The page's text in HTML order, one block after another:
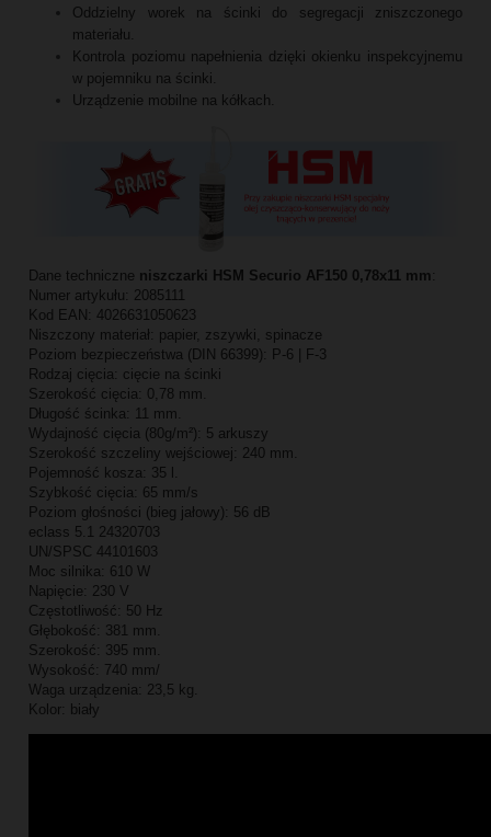
Oddzielny worek na ścinki do segregacji zniszczonego
materiału.
Kontrola poziomu napełnienia dzięki okienku inspekcyjnemu
w pojemniku na ścinki.
Urządzenie mobilne na kółkach.
Dane techniczne niszczarki HSM Securio AF150 0,78x11 mm :
Numer artykułu: 2085111
Kod EAN: 4026631050623
Niszczony materiał: papier, zszywki, spinacze
Poziom bezpieczeństwa (DIN 66399): P-6 | F-3
Rodzaj cięcia: cięcie na ścinki
Szerokość cięcia: 0,78 mm.
Długość ścinka: 11 mm.
Wydajność cięcia (80g/m²): 5 arkuszy
Szerokość szczeliny wejściowej: 240 mm.
Pojemność kosza: 35 l.
Szybkość cięcia: 65 mm/s
Poziom głośności (bieg jałowy): 56 dB
eclass 5.1 24320703
UN/SPSC 44101603
Moc silnika: 610 W
Napięcie: 230 V
Częstotliwość: 50 Hz
Głębokość: 381 mm.
Szerokość: 395 mm.
Wysokość: 740 mm/
Waga urządzenia: 23,5 kg.
Kolor: biały